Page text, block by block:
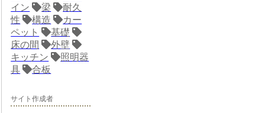
イン
梁
耐久
性
構造
カー
ペット
基礎
床の間
外壁
キッチン
照明器
具
合板
サイト作成者